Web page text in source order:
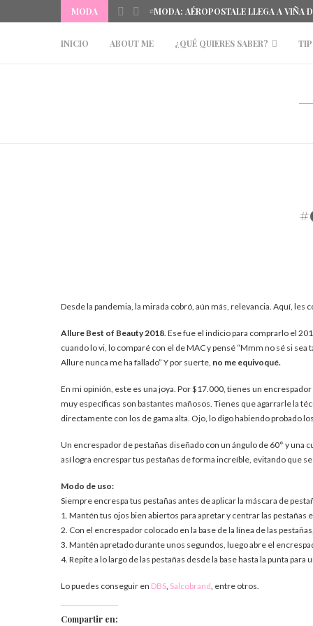
MODA #MODA: AÉROPOSTALE LLEGA A VIÑA
INICIO ABOUT ME ¿QUÉ QUIERES SABER?
Desde la pandemia, la mirada cobró, aún más, relevancia. Aquí,
Allure Best of Beauty 2018. Ese fue el indicio para comprarlo el
cuando lo vi, lo comparé con el de MAC y pensé “Mmm no sé si
Allure nunca me ha fallado” Y por suerte, no me equivoqué.
En mi opinión, este es una joya. Por $17.000, tienes un
muy específicas son bastantes mañosos. Tienes que agarrarle la
directamente con los de gama alta. Ojo, lo digo habiendo probado
Un encrespador de pestañas diseñado con un ángulo de 60° y una
así logra encrespar tus pestañas de forma increíble, evitando que
Modo de uso:
Siempre encrespa tus pestañas antes de aplicar la máscara de
1. Mantén tus ojos bien abiertos para apretar y centrar las pestañas
2. Con el encrespador colocado en la base de la línea de las
3. Mantén apretado durante unos segundos, luego abre el
4. Repite a lo largo de las pestañas desde la base hasta la punta para
Lo puedes conseguir en DBS, Salcobrand, entre otros.
Compartir en: